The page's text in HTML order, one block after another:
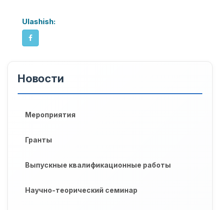
Ulashish:
Новости
Мероприятия
Гранты
Выпускные квалификационные работы
Научно-теорический семинар